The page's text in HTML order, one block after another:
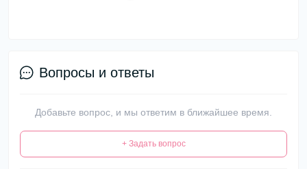
Вопросы и ответы
Добавьте вопрос, и мы ответим в ближайшее время.
+ Задать вопрос